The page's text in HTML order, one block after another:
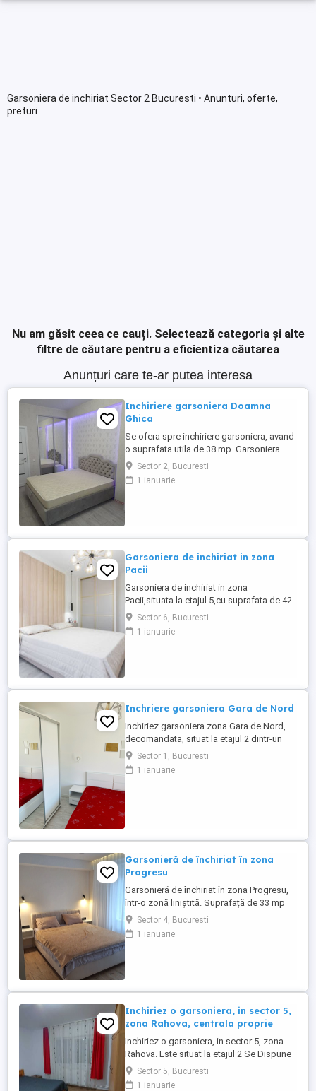
Garsoniera de inchiriat Sector 2 Bucuresti • Anunturi, oferte,
preturi
Nu am găsit ceea ce cauți. Selectează categoria și alte
filtre de căutare pentru a eficientiza căutarea
Anunțuri care te-ar putea interesa
Inchiriere garsoniera Doamna
Ghica
Se ofera spre inchiriere garsoniera, avand
o suprafata utila de 38 mp. Garsoniera
este situata la etajul 3, pozitionat in zona
Doamna Ghica. Garsoniera este perfecta
pentru o persoana sau un cuplu. Se
Sector 2, Bucuresti
1 ianuarie
Garsoniera de inchiriat in zona
Pacii
Garsoniera de inchiriat in zona
Pacii,situata la etajul 5,cu suprafata de 42
mp,locuinta simpla si functionala.Aproape
de metrou Pacii,magazine si Militari
Shopping. Sunati pentru detalii.
Sector 6, Bucuresti
1 ianuarie
Inchriere garsoniera Gara de Nord
Inchiriez garsoniera zona Gara de Nord,
decomandata, situat la etajul 2 dintr-un
bloc de 5 etaje. Garsoniera este complet
mobilata si utilata si are o suprafata utila
de 25 mp.
Sector 1, Bucuresti
1 ianuarie
Garsonieră de închiriat în zona
Progresu
Garsonieră de închiriat în zona Progresu,
într-o zonă liniștită. Suprafață de 33 mp
,etaj 4 . Este mobilată și utilată, potrivită
pentru cineva care caută un spațiu
accesibil. Aproape de Șoseaua Giurgiului
Sector 4, Bucuresti
1 ianuarie
Inchiriez o garsoniera, in sector 5,
zona Rahova, centrala proprie
Inchiriez o garsoniera, in sector 5, zona
Rahova. Este situat la etajul 2 Se Dispune
de centrala proprie .Garsoniera dispune
de 36mp utili, disponibila imediat
Sector 5, Bucuresti
1 ianuarie